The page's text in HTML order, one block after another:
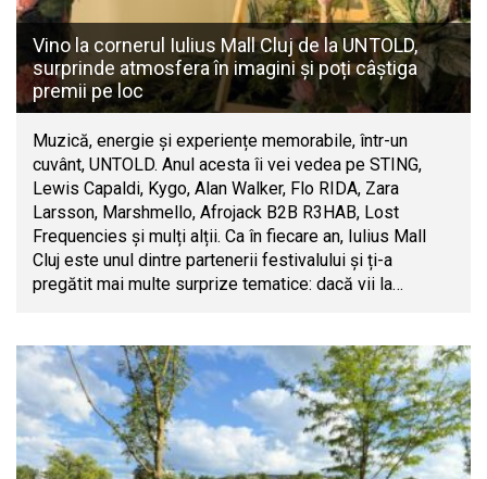
Vino la cornerul Iulius Mall Cluj de la UNTOLD,
surprinde atmosfera în imagini și poți câștiga
premii pe loc
Muzică, energie și experiențe memorabile, într-un
cuvânt, UNTOLD. Anul acesta îi vei vedea pe STING,
Lewis Capaldi, Kygo, Alan Walker, Flo RIDA, Zara
Larsson, Marshmello, Afrojack B2B R3HAB, Lost
Frequencies și mulți alții. Ca în fiecare an, Iulius Mall
Cluj este unul dintre partenerii festivalului și ți-a
pregătit mai multe surprize tematice: dacă vii la…